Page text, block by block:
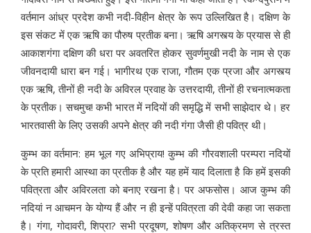
वर्तमान आंध्र प्रदेश कभी नदी-विहीन क्षेत्र के रूप उल्लिखित है। दक्षिण के
इस संकट में एक ऋषि का पौरुष प्रतीक बना। ऋषि अगस्त्य के प्रयास से ही
आकाशगंगा दक्षिण की धरा पर अवतरित होकर सुवर्णमुखी नदी के नाम से एक
जीवनदायी धारा बन गई। भागीरथ एक राजा, गौतम एक प्रजा और अगस्त्य
एक ऋषि, तीनों ही नदी के अविरल प्रवाह के उत्तरदायी, तीनों ही रचनात्मकता
के प्रतीक। सचमुच! कभी भारत में नदियों की समृद्धि में सभी साझेदार थे। हर
भारतवासी के लिए उसकी अपने क्षेत्र की नदी गंगा जैसी ही पवित्र थी।
कुम्भ का वर्तमान: हम भूल गए अभिप्राय! कुम्भ की गौरवशाली परम्परा नदियों
के प्रति हमारी आस्था का प्रतीक है और यह हमें याद दिलाता है कि हमें इसकी
पवित्रता और अविरलता को बनाए रखना है। पर अफसोस। आज कुम्भ की
नदियां न आचमन के योग्य हैं और न ही इन्हें पवित्रता की देवी कहा जा सकता
है। गंगा, गोदावरी, शिप्रा? सभी प्रदूषण, शोषण और अतिक्रमण से त्रस्त